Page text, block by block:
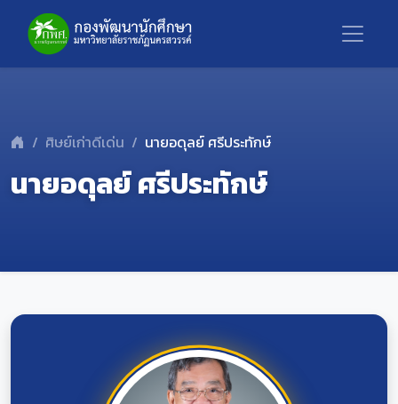
ศิษย์เก่าดีเด่น นายอดุลย์ ศรีประทักษ์
นายอดุลย์ ศรีประทักษ์